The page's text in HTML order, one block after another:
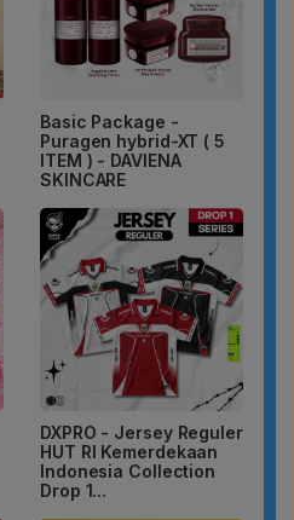
Basic Package -
Puragen hybrid-XT ( 5
ITEM ) - DAVIENA
SKINCARE
DXPRO - Jersey Reguler
HUT RI Kemerdekaan
Indonesia Collection
Drop 1...